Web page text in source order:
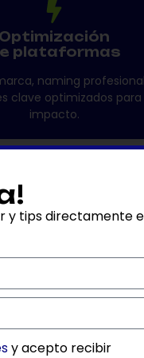
Optimización
plataformas
naming
clave optimizados para
impacto.
y tips directamente
y acepto recibir